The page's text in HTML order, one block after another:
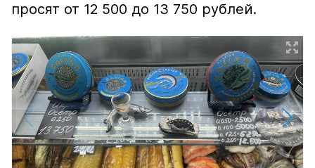
просят от 12 500 до 13 750 рублей.